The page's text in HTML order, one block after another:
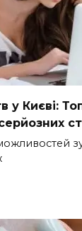
у Києві: